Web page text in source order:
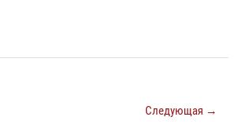
Следующая →